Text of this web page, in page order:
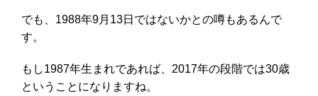
でも、1988年9月13日ではないかとの噂もあるんで
す。
もし1987年生まれであれば、2017年の段階では30歳
ということになりますね。